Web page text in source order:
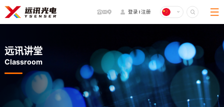
登录 注册
远讯讲堂
Classroom